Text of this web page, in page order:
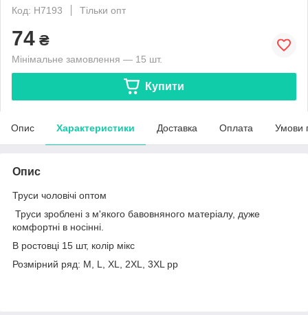
Код: H7193
Тільки опт
74 ₴
Мінімальне замовлення — 15 шт.
Купити
Опис Характеристики Доставка Оплата Умови
Опис
Труси чоловічі оптом
Труси зроблені з м'якого бавовняного матеріалу, дуже
комфортні в носінні.
В ростовці 15 шт, колір мікс
Розмірний ряд: M, L, XL, 2XL, 3XL pp